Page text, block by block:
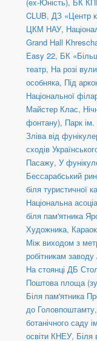
(ex-Юність), БК КПІ
CLUB, ДЗ «Центр
ЦКМ НАУ,
Grand Hall
Easy 22, БК
театр, На розі
особняка, Під
Національної
Майстер Клас,
фонтану), Парк
Зліва від
сходів
Пасажу, У
Бессарабський
біля туристичної
Національна
біля пам'ятника
Художника,
Між виходом з
робітникам
На стоянці ДБ
Поштова площа
Біля пам'ятника
до Головпоштамту,
ботанічного саду
освіти КНЕУ, Біля